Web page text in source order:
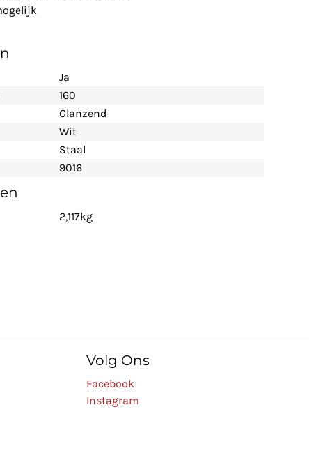
Ja
160
Glanzend
Wit
Staal
9016
2,117kg
Volg Ons
Facebook
Instagram